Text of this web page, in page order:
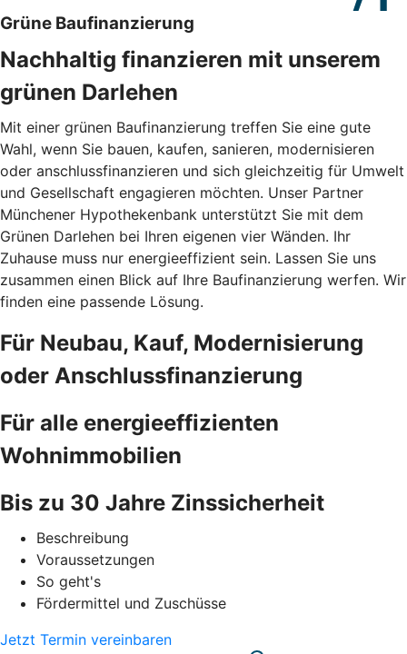
Grüne Baufinanzierung
Nachhaltig finanzieren mit unserem
grünen Darlehen
Mit einer grünen Baufinanzierung treffen Sie eine gute
Wahl, wenn Sie bauen, kaufen, sanieren, modernisieren
oder anschlussfinanzieren und sich gleichzeitig für Umwelt
und Gesellschaft engagieren möchten. Unser Partner
Münchener Hypothekenbank unterstützt Sie mit dem
Grünen Darlehen bei Ihren eigenen vier Wänden. Ihr
Zuhause muss nur energieeffizient sein. Lassen Sie uns
zusammen einen Blick auf Ihre Baufinanzierung werfen. Wir
finden eine passende Lösung.
Für Neubau, Kauf, Modernisierung
oder Anschlussfinanzierung
Für alle energieeffizienten
Wohnimmobilien
Bis zu 30 Jahre Zinssicherheit
Beschreibung
Voraussetzungen
So geht's
Fördermittel und Zuschüsse
Jetzt Termin vereinbaren